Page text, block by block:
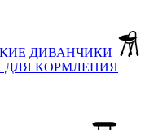
ДИВАНЧИКИ
ДЛЯ КОРМЛЕНИЯ